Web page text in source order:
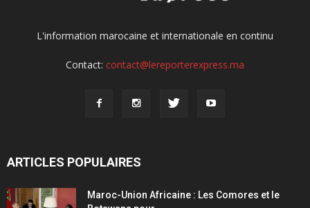
L'information marocaine et internationale en continu
Contact: contact@lereporterexpress.ma
ARTICLES POPULAIRES
Maroc-Union Africaine : Les Comores et le